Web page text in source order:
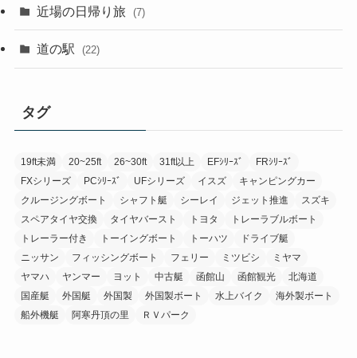
近場の日帰り旅 (7)
道の駅 (22)
タグ
19ft未満 20~25ft 26~30ft 31ft以上 EFｼﾘｰｽﾞ
FRｼﾘｰｽﾞ
FXシリーズ
PCｼﾘｰｽﾞ UFシリーズ イスズ
キャンピングカー
クルージングボート
シャフト艇 シーレイ ジェット推進
スズキ
スペアタイヤ交換
タイヤバースト トヨタ
トレーラブルボート
トレーラー付き
トーイングボート トーハツ
ドライブ艇
ニッサン
フィッシングボート フェリー ミツビシ
ミヤマ
ヤマハ
ヤンマー ヨット 中古艇 函館山 函館観光
北海道
国産艇
外国艇 外国製 外国製ボート 水上バイク
海外製ボート
船外機艇
阿寒丹頂の里 ＲＶパーク